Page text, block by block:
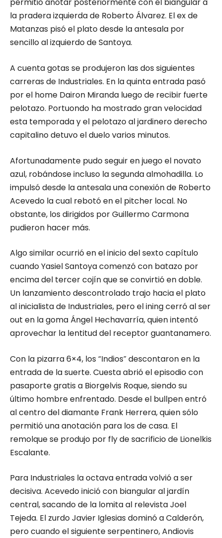
permitió anotar posteriormente con el biangular a
la pradera izquierda de Roberto Álvarez. El ex de
Matanzas pisó el plato desde la antesala por
sencillo al izquierdo de Santoya.
A cuenta gotas se produjeron las dos siguientes
carreras de Industriales. En la quinta entrada pasó
por el home Dairon Miranda luego de recibir fuerte
pelotazo. Portuondo ha mostrado gran velocidad
esta temporada y el pelotazo al jardinero derecho
capitalino detuvo el duelo varios minutos.
Afortunadamente pudo seguir en juego el novato
azul, robándose incluso la segunda almohadilla. Lo
impulsó desde la antesala una conexión de Roberto
Acevedo la cual rebotó en el pitcher local. No
obstante, los dirigidos por Guillermo Carmona
pudieron hacer más.
Algo similar ocurrió en el inicio del sexto capítulo
cuando Yasiel Santoya comenzó con batazo por
encima del tercer cojín que se convirtió en doble.
Un lanzamiento descontrolado trajo hacia el plato
al inicialista de Industriales, pero el ining cerró al ser
out en la goma Ángel Hechavarría, quien intentó
aprovechar la lentitud del receptor guantanamero.
Con la pizarra 6×4, los “Indios” descontaron en la
entrada de la suerte. Cuesta abrió el episodio con
pasaporte gratis a Biorgelvis Roque, siendo su
último hombre enfrentado. Desde el bullpen entró
al centro del diamante Frank Herrera, quien sólo
permitió una anotación para los de casa. El
remolque se produjo por fly de sacrificio de Lionelkis
Escalante.
Para Industriales la octava entrada volvió a ser
decisiva. Acevedo inició con biangular al jardín
central, sacando de la lomita al relevista Joel
Tejeda. El zurdo Javier Iglesias dominó a Calderón,
pero cuando el siguiente serpentinero, Andiovis